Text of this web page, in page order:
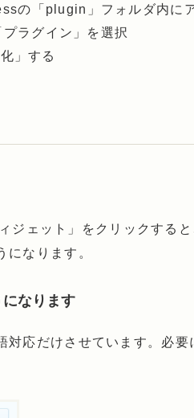
の「plugin」フォルダ内に
ラグイン」を選択
」する
ジェット」をクリックする
になります。
なります
対応だけさせています。必